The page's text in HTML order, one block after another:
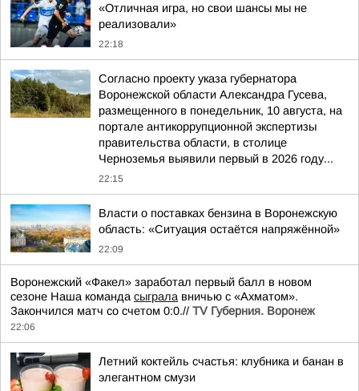
«Отличная игра, но свои шансы мы не
реализовали»
22:18
Согласно проекту указа губернатора
Воронежской области Александра Гусева,
размещенного в понедельник, 10 августа, на
портале антикоррупционной экспертизы
правительства области, в столице
Черноземья выявили первый в 2026 году...
22:15
Власти о поставках бензина в Воронежскую
область: «Ситуация остаётся напряжённой»
22:09
Воронежский «Факел» заработал первый балл в новом
сезоне Наша команда сыграла вничью с «Ахматом».
Закончился матч со счетом 0:0.// TV Губерния. Воронеж
22:06
Летний коктейль счастья: клубника и банан в
элегантном смузи